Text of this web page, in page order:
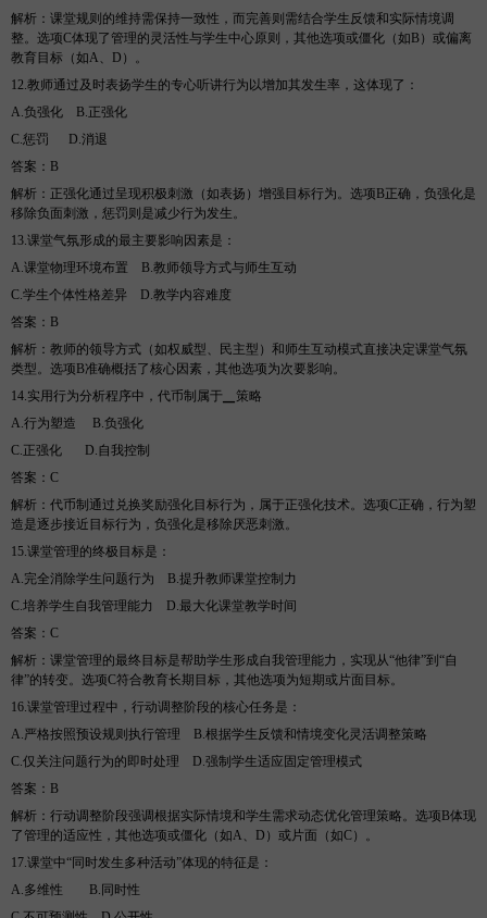
解析 ：课堂规则的维持需保持一致性，而完善则需结合学生反馈和实际情境调
整。选项C体现了管理的灵活性与学生中心原则，其他选项或僵化（如B）或偏离
教育目标（如A、D）。
12.教师通过及时表扬学生的专心听讲行为以增加其发生率，这体现了 ：
A.负强化
B.正强化
C.惩罚
D.消退
答案 ： B
解析 ：正强化通过呈现积极刺激（如表扬）增强目标行为。选项 B正确，负强化是
移除负面刺激，惩罚则是减少行为发生。
13.课堂气氛形成的最主要影响因素是 ：
A.课堂物理环境布置
B.教师领导方式与师生互动
C.学生个体性格差异
D.教学内容难度
答案 ： B
解析 ：教师的领导方式（如权威型、民主型）和师生互动模式直接决定课堂气氛
类型。选项 B准确概括了核心因素，其他选项为次要影响。
14.实用行为分析程序中，代币制属于▁策略
A.行为塑造
B.负强化
C.正强化
D.自我控制
答案 ： C
解析 ：代币制通过兑换奖励强化目标行为，属于正强化技术。选项C正确，行为塑
造是逐步接近目标行为，负强化是移除厌恶刺激。
15.课堂管理的终极目标是 ：
A.完全消除学生问题行为
B.提升教师课堂控制力
C.培养学生自我管理能力
D.最大化课堂教学时间
答案 ： C
解析 ：课堂管理的最终目标是帮助学生形成自我管理能力，实现从“他律”到“自
律”的转变。选项C符合教育长期目标，其他选项为短期或片面目标。
16.课堂管理过程中，行动调整阶段的核心任务是 ：
A.严格按照预设规则执行管理
B.根据学生反馈和情境变化灵活调整策略
C.仅关注问题行为的即时处理
D.强制学生适应固定管理模式
答案 ： B
解析 ：行动调整阶段强调根据实际情境和学生需求动态优化管理策略。选项 B体现
了管理的适应性，其他选项或僵化（如A、D）或片面（如C）。
17.课堂中“同时发生多种活动”体现的特征是 ：
A.多维性
B.同时性